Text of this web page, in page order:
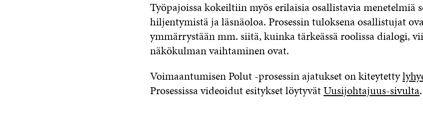
Työpajoissa kokeiltiin myös erilaisia osallistavia menetelmiä
hiljentymistä ja läsnäoloa. Prosessin tuloksena osallistujat
ymmärrystään mm. siitä, kuinka tärkeässä roolissa dialogi,
näkökulman vaihtaminen ovat.
Voimaantumisen Polut -prosessin ajatukset on kiteytetty
Prosessissa videoidut esitykset löytyvätUusijohtajuus-sivulta.